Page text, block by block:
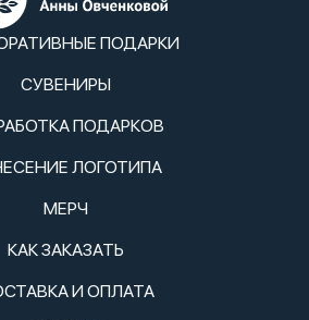
ПОДАРКИ
СУВЕНИРЫ
ПОДАРКОВ
ЛОГОТИПА
МЕРЧ
КАК ЗАКАЗАТЬ
И ОПЛАТА